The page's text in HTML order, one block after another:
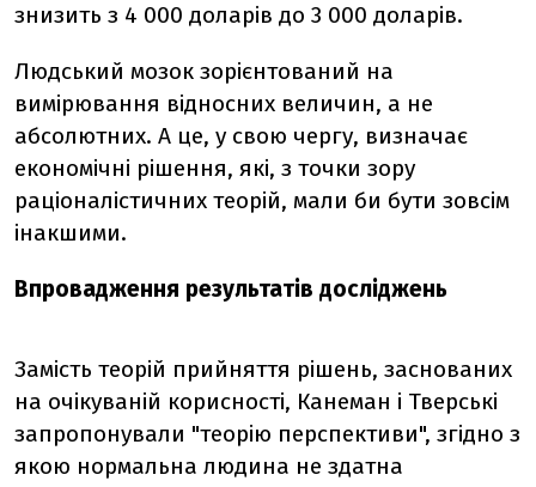
знизить з 4 000 доларів до 3 000 доларів.
Людський мозок зорієнтований на
вимірювання відносних величин, а не
абсолютних. А це, у свою чергу, визначає
економічні рішення, які, з точки зору
раціоналістичних теорій, мали би бути зовсім
інакшими.
Впровадження результатів досліджень
Замість теорій прийняття рішень, заснованих
на очікуваній корисності, Канеман і Тверські
запропонували "теорію перспективи", згідно з
якою нормальна людина не здатна